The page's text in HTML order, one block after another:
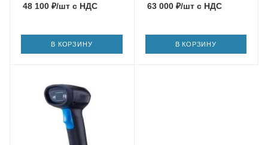
48 100 ₽/шт с НДС
В КОРЗИНУ
63 000₽/штс НДС
В КОРЗИНУ